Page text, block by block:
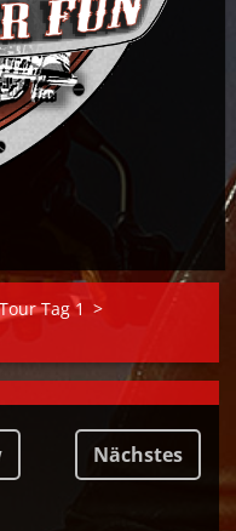
Tag 1 >
Nächstes